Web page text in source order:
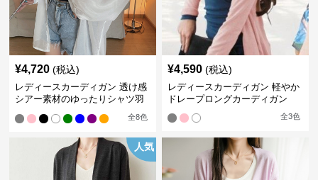
¥4,720 (税込)
レディースカーディガン 透け感
シアー素材のゆったりシャツ羽
全8色
¥4,590 (税込)
レディースカーディガン 軽やか
ドレープロングカーディガン
全3色
人気